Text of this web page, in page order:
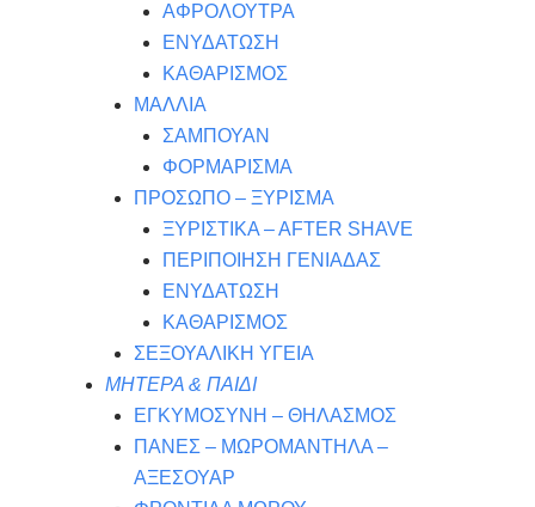
ΑΦΡΟΛΟΥΤΡΑ
ΕΝΥΔΑΤΩΣΗ
ΚΑΘΑΡΙΣΜΟΣ
ΜΑΛΛΙΑ
ΣΑΜΠΟΥΑΝ
ΦΟΡΜΑΡΙΣΜΑ
ΠΡΟΣΩΠΟ – ΞΥΡΙΣΜΑ
ΞΥΡΙΣΤΙΚΑ – ΑFTER SHAVE
ΠΕΡΙΠΟΙΗΣΗ ΓΕΝΙΑΔΑΣ
ΕΝΥΔΑΤΩΣΗ
ΚΑΘΑΡΙΣΜΟΣ
ΣΕΞΟΥΑΛΙΚΗ ΥΓΕΙΑ
ΜΗΤΕΡΑ & ΠΑΙΔΙ
ΕΓΚΥΜΟΣΥΝΗ – ΘΗΛΑΣΜΟΣ
ΠΑΝΕΣ – ΜΩΡΟΜΑΝΤΗΛΑ –
ΑΞΕΣΟΥΑΡ